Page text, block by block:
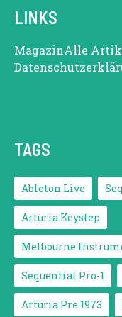
LINKS
MagazinAlle
TAGS
Ableton Live
Arturia Keystep
Melbourne
Sequential Pro-1
Arturia Pre 1973